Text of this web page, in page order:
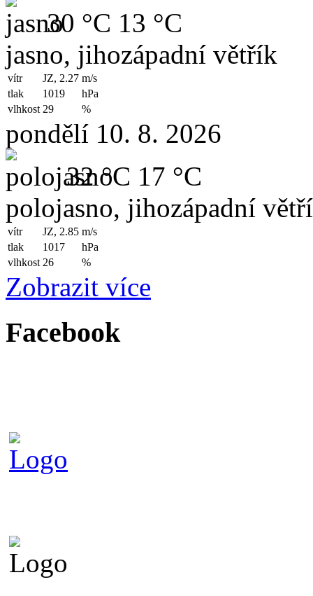
30 °C 13 °C
jasno, jihozápadní větřík
vítr JZ, 2.27 m/s
tlak
1019
hPa
vlhkost 29 %
pondělí 10. 8. 2026
32 °C 17 °C
polojasno, jihozápadní
vítr JZ, 2.85 m/s
tlak
1017
hPa
vlhkost 26 %
Zobrazit více
Facebook